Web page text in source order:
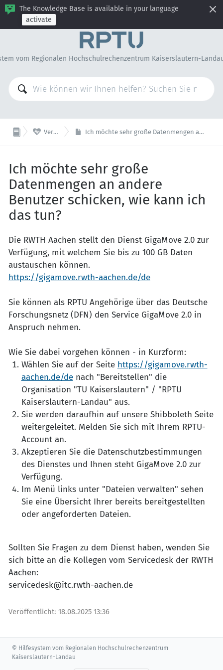
The Knowledge Base is available in your language
activate
vom Regionalen Hochschulrechenzentrum Kaiserslautern-
 Verschiedenes Ich möchte sehr große Datenmengen an andere Benutzer schicken, wie kann ich das tun?
Ich möchte sehr große
Datenmengen an andere
Benutzer schicken, wie kann ich
das tun?
Die RWTH Aachen stellt den Dienst GigaMove 2.0 zur
Verfügung, mit welchem Sie bis zu 100 GB Daten
austauschen können.
https://gigamove.rwth-aachen.de/de
Sie können als RPTU Angehörige über das Deutsche
Forschungsnetz (DFN) den Service GigaMove 2.0 in
Anspruch nehmen.
Wie Sie dabei vorgehen können - in Kurzform:
Wählen Sie auf der Seite https://gigamove.rwth-
aachen.de/denach "Bereitstellen" die
Organisation "TU Kaiserslautern" / "RPTU
Kaiserslautern-Landau" aus.
Sie werden daraufhin auf unsere Shibboleth Seite
weitergeleitet. Melden Sie sich mit Ihrem RPTU-
Account an.
Akzeptieren Sie die Datenschutzbestimmungen
des Dienstes und Ihnen steht GigaMove 2.0 zur
Verfügung.
Im Menü links unter "Dateien verwalten" sehen
Sie eine Übersicht Ihrer bereits bereitgestellten
oder angeforderten Dateien.
Sollten Sie Fragen zu dem Dienst haben, wenden Sie
sich bitte an die Kollegen vom Servicedesk der RWTH
Aachen:
servicedesk@itc.rwth-aachen.de
Veröffentlicht: 18.08.2025 13:36
© Hilfesystem vom Regionalen Hochschulrechenzentrum
Kaiserslautern-Landau